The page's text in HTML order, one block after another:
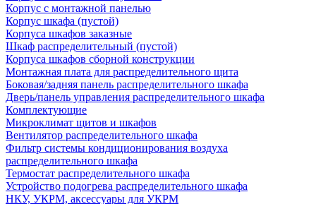
Корпус с монтажной панелью
Корпус шкафа (пустой)
Корпуса шкафов заказные
Шкаф распределительный (пустой)
Корпуса шкафов сборной конструкции
Монтажная плата для распределительного щита
Боковая/задняя панель распределительного шкафа
Дверь/панель управления распределительного шкафа
Комплектующие
Микроклимат щитов и шкафов
Вентилятор распределительного шкафа
Фильтр системы кондиционирования воздуха
распределительного шкафа
Термостат распределительного шкафа
Устройство подогрева распределительного шкафа
НКУ, УКРМ, аксессуары для УКРМ